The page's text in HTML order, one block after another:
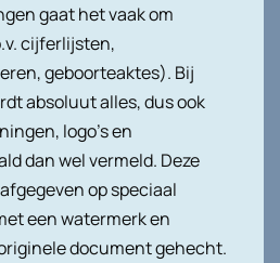
gaat het vaak om
cijferlijsten,
geboorteaktes). Bij
absoluut alles, dus ook
logo’s en
dan wel vermeld. Deze
op speciaal
een watermerk en
document gehecht.